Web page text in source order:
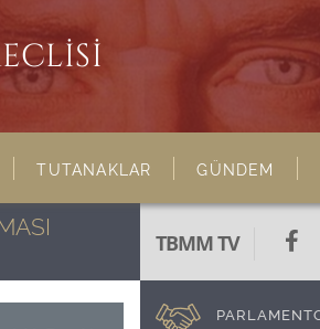
TUTANAKLAR GÜNDEM
TBMM TV